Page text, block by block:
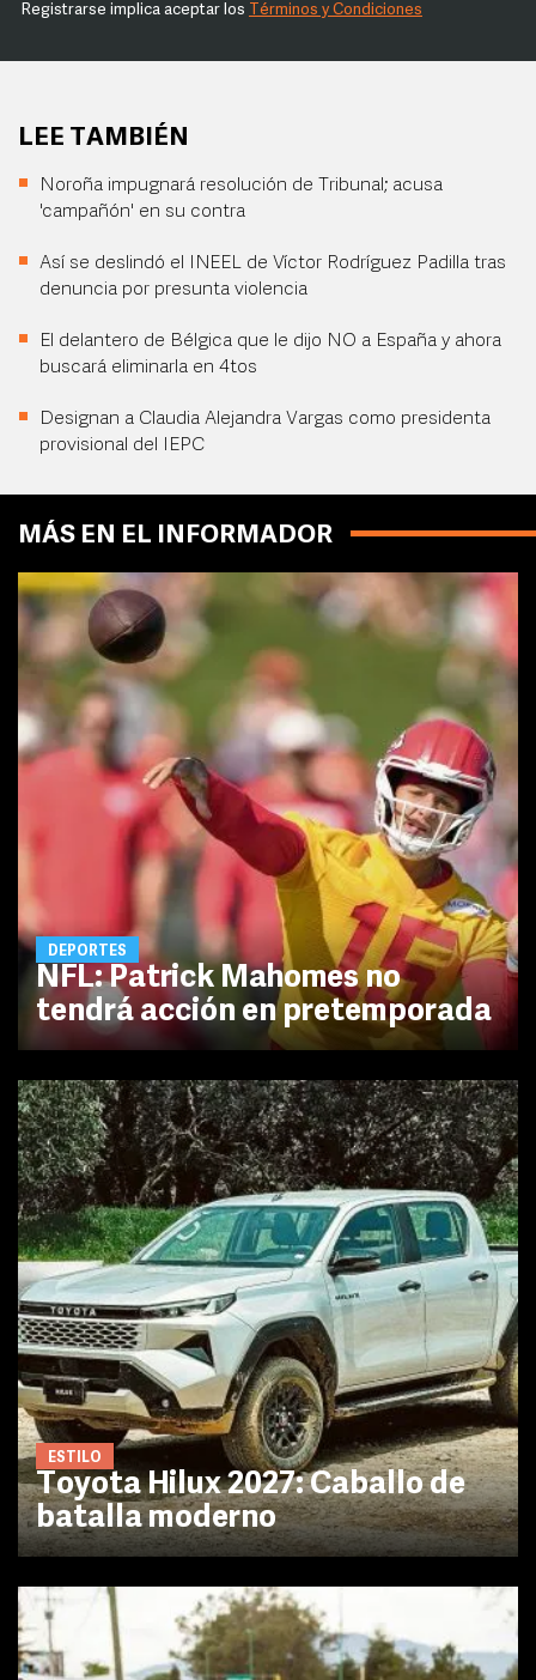
Registrarse implica aceptar los Términos y Condiciones
LEE TAMBIÉN
Noroña impugnará resolución de Tribunal; acusa
'campañón' en su contra
Así se deslindó el INEEL de Víctor Rodríguez Padilla tras
denuncia por presunta violencia
El delantero de Bélgica que le dijo NO a España y ahora
buscará eliminarla en 4tos
Designan a Claudia Alejandra Vargas como presidenta
provisional del IEPC
MÁS EN EL INFORMADOR
DEPORTES
NFL: Patrick Mahomes no
tendrá acción en pretemporada
ESTILO
Toyota Hilux 2027: Caballo de
batalla moderno